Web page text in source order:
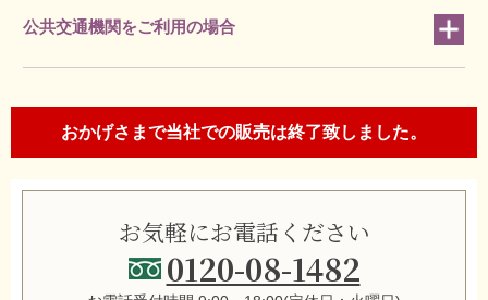
公共交通機関をご利用の場合
おかげさまで当社での販売は終了致しました。
お気軽にお電話ください
0120-08-1482